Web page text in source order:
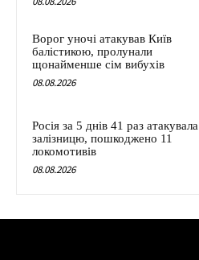
Ворог уночі атакував Київ
балістикою, пролунали
щонайменше сім вибухів
08.08.2026
Росія за 5 днів 41 раз атакувала
залізницю, пошкоджено 11
локомотивів
08.08.2026